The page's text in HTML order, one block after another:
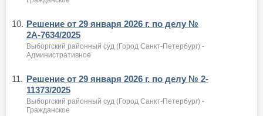
10. Решение от 29 января 2026 г. по делу №
2А-7634/2025
Выборгский районный суд (Город Санкт-Петербург) -
Административное
11. Решение от 29 января 2026 г. по делу № 2-
11373/2025
Выборгский районный суд (Город Санкт-Петербург) -
Гражданское